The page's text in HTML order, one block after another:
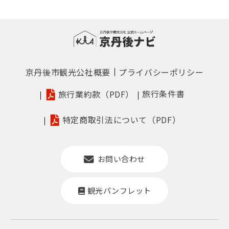
京丹後市観光公社概要
プライバシーポリシー
旅行業約款（PDF）
旅行条件書
特定商取引法について（PDF）
お問い合わせ
観光パンフレット